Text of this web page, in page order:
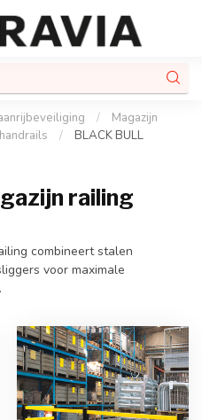
/
Magazijn
/
BLACK BULL
railing
combineert stalen
voor maximale